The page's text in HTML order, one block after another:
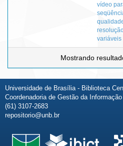
vídeo
variáveis
Mostrando
Universidade de Brasília - Biblioteca
Coordenadoria de Gestão da
(61) 3107-2683
repositorio@unb.br